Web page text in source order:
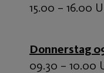
15.00 – 16.00
Donnerstag
09.30 – 10.00